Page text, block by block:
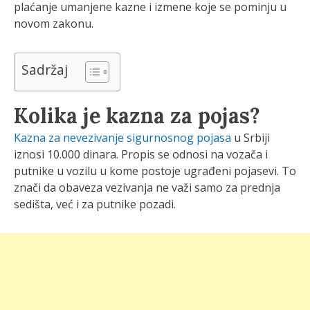
plaćanje umanjene kazne i izmene koje se pominju u
novom zakonu.
Sadržaj
Kolika je kazna za pojas?
Kazna za nevezivanje sigurnosnog pojasa u Srbiji
iznosi 10.000 dinara. Propis se odnosi na vozača i
putnike u vozilu u kome postoje ugrađeni pojasevi. To
znači da obaveza vezivanja ne važi samo za prednja
sedišta, već i za putnike pozadi.